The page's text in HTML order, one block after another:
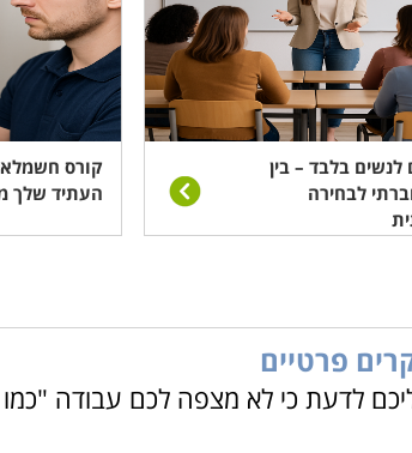
לנשים בלבד – בין
לבחירה
קורס
העתיד שלך
פרטיים
לדעת כי לא מצפה לכם עבודה